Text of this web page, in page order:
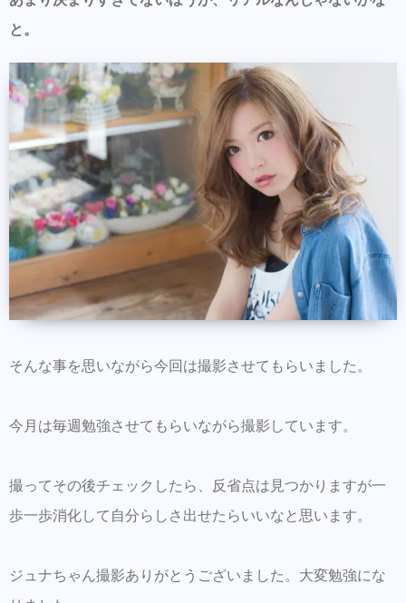
と。
そんな事を思いながら今回は撮影させてもらいました。
今月は毎週勉強させてもらいながら撮影しています。
撮ってその後チェックしたら、反省点は見つかりますが一
歩一歩消化して自分らしさ出せたらいいなと思います。
ジュナちゃん撮影ありがとうございました。大変勉強にな